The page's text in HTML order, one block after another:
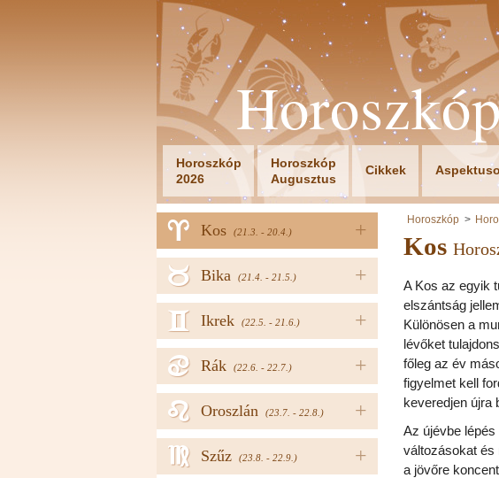
Horoszkóp
2026
Horoszkóp
Augusztus
Cikkek
+
Kos (21.3. - 20.4.)
a
+
Bika (21.4. - 21.5.)
b
+
Ikrek (22.5. - 21.6.)
c
+
Rák (22.6. - 22.7.)
d
+
Oroszlán (23.7. - 22.8.)
e
+
Szűz (23.8. - 22.9.)
f
Horoszkóp
Kos
A Kos az egyik
elszántság
Különösen a
lévőket
főleg az év
figyelmet kell
keveredjen újra
Az újévbe
változásokat és
a jövőre